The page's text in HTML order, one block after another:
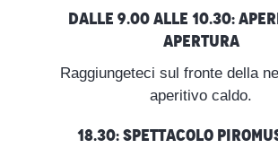
Domenica 07 dicembre
Dalle 9.00 alle 10.30:
apertura
Raggiungeteci sul fronte della
aperitivo caldo.
18.30: Spettacolo